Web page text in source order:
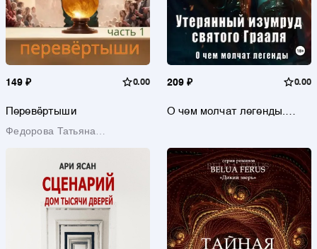
149 ₽ 0.00
Перевёртыши
Федорова Татьяна
209 ₽ 0.00
О чем молчат легенды.